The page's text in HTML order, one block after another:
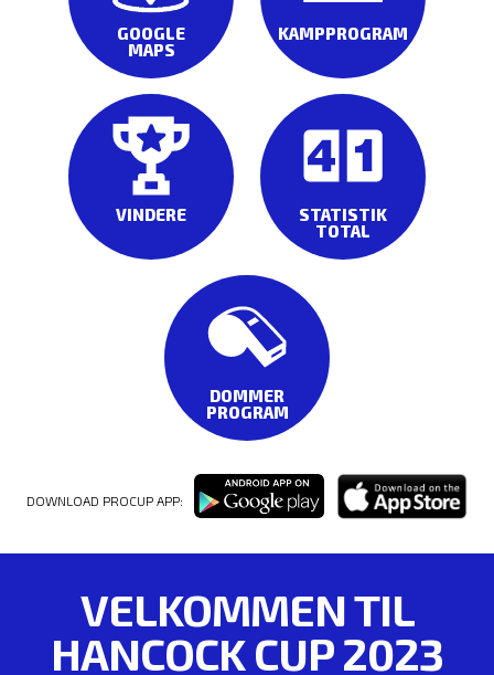
GOOGLE
MAPS
KAMPPROGRAM
VINDERE
STATISTIK
TOTAL
DOMMER
PROGRAM
DOWNLOAD PROCUP APP:
VELKOMMEN TIL
HANCOCK CUP 2023